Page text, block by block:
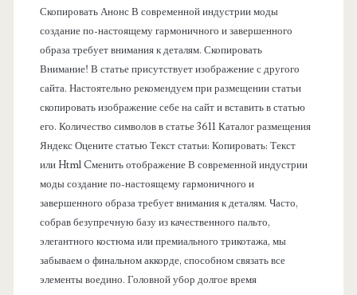
Скопировать Анонс В современной индустрии моды
создание по-настоящему гармоничного и завершенного
образа требует внимания к деталям. Скопировать
Внимание! В статье присутствует изображение с другого
сайта. Настоятельно рекомендуем при размещении статьи
скопировать изображение себе на сайт и вставить в статью
его. Количество символов в статье 3611 Каталог размещения
Яндекс Оцените статью Текст статьи: Копировать: Текст
или Html Cменить отображение В современной индустрии
моды создание по-настоящему гармоничного и
завершенного образа требует внимания к деталям. Часто,
собрав безупречную базу из качественного пальто,
элегантного костюма или премиального трикотажа, мы
забываем о финальном аккорде, способном связать все
элементы воедино. Головной убор долгое время